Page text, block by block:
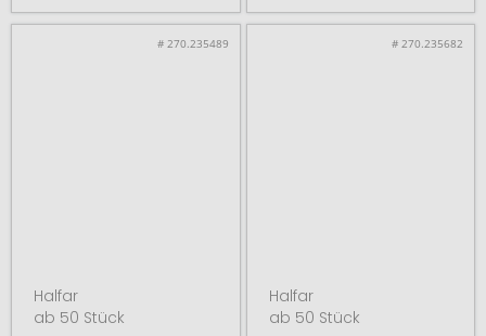
# 270.235489
Halfar
ab 50 Stück
# 270.235682
Halfar
ab 50 Stück